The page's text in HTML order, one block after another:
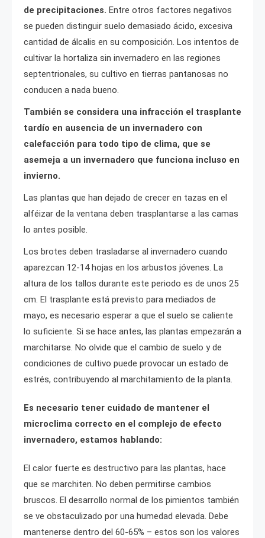
de precipitaciones. Entre otros factores negativos
se pueden distinguir suelo demasiado ácido, excesiva
cantidad de álcalis en su composición. Los intentos de
cultivar la hortaliza sin invernadero en las regiones
septentrionales, su cultivo en tierras pantanosas no
conducen a nada bueno.
También se considera una infracción el trasplante
tardío en ausencia de un invernadero con
calefacción para todo tipo de clima, que se
asemeja a un invernadero que funciona incluso en
invierno.
Las plantas que han dejado de crecer en tazas en el
alféizar de la ventana deben trasplantarse a las camas
lo antes posible.
Los brotes deben trasladarse al invernadero cuando
aparezcan 12-14 hojas en los arbustos jóvenes. La
altura de los tallos durante este periodo es de unos 25
cm. El trasplante está previsto para mediados de
mayo, es necesario esperar a que el suelo se caliente
lo suficiente. Si se hace antes, las plantas empezarán a
marchitarse. No olvide que el cambio de suelo y de
condiciones de cultivo puede provocar un estado de
estrés, contribuyendo al marchitamiento de la planta.
Es necesario tener cuidado de mantener el
microclima correcto en el complejo de efecto
invernadero, estamos hablando:
El calor fuerte es destructivo para las plantas, hace
que se marchiten. No deben permitirse cambios
bruscos. El desarrollo normal de los pimientos también
se ve obstaculizado por una humedad elevada. Debe
mantenerse dentro del 60-65% – estos son los valores